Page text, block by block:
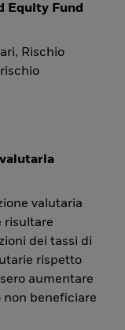
Equity Fund
Rischio
valutaria
risultare
dei tassi di
rispetto
aumentare
non beneficiare